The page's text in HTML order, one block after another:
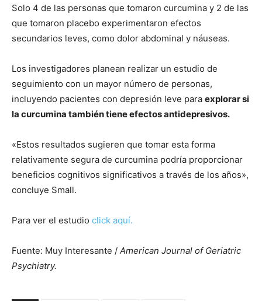
Solo 4 de las personas que tomaron curcumina y 2 de las
que tomaron placebo experimentaron efectos
secundarios leves, como dolor abdominal y náuseas.
Los investigadores planean realizar un estudio de
seguimiento con un mayor número de personas,
incluyendo pacientes con depresión leve para explorar si
la curcumina también tiene efectos antidepresivos.
«Estos resultados sugieren que tomar esta forma
relativamente segura de curcumina podría proporcionar
beneficios cognitivos significativos a través de los años»,
concluye Small.
Para ver el estudio click aquí.
Fuente: Muy Interesante / American Journal of Geriatric
Psychiatry.